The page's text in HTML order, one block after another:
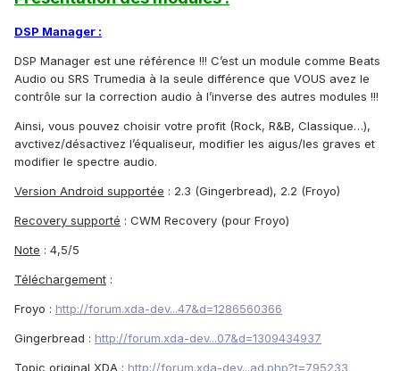
DSP Manager :
DSP Manager est une référence !!! C’est un module comme Beats
Audio ou SRS Trumedia à la seule différence que VOUS avez le
contrôle sur la correction audio à l’inverse des autres modules !!!
Ainsi, vous pouvez choisir votre profit (Rock, R&B, Classique…),
avctivez/désactivez l’équaliseur, modifier les aigus/les graves et
modifier le spectre audio.
Version Android supportée : 2.3 (Gingerbread), 2.2 (Froyo)
Recovery supporté : CWM Recovery (pour Froyo)
Note : 4,5/5
Téléchargement :
Froyo : http://forum.xda-dev...47&d=1286560366
Gingerbread : http://forum.xda-dev...07&d=1309434937
Topic original XDA : http://forum.xda-dev...ad.php?t=795233